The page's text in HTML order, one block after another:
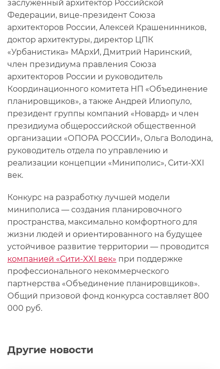
Другие новости
заслуженный архитектор Российской
Федерации, вице-президент Союза
архитекторов России, Алексей Крашенинников,
доктор архитектуры, директор ЦПК
«Урбанистика» МАрхИ, Дмитрий Наринский,
член президиума правления Союза
архитекторов России и руководитель
Координационного комитета НП «Объединение
планировщиков», а также Андрей Илиопуло,
президент группы компаний «Новард» и член
президиума общероссийской общественной
организации «ОПОРА РОССИИ», Ольга Володина,
руководитель отдела по управлению и
реализации концепции «Миниполис», Сити-XXI
век.
Конкурс на разработку лучшей модели
миниполиса — создания планировочного
пространства, максимально комфортного для
жизни людей и ориентированного на будущее
устойчивое развитие территории — проводится
компанией «Сити-XXI век» при поддержке
профессионального некоммерческого
партнерства «Объединение планировщиков».
Общий призовой фонд конкурса составляет 800
000 руб.